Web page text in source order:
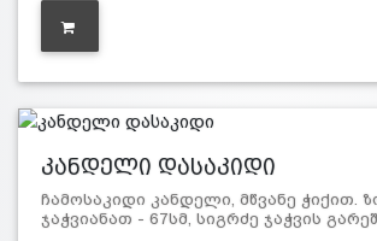
კანდელი დასაკიდი
ჩამოსაკიდი კანდელი, მწვანე ჭიქით.
ჯაჭვიანათ - 67სმ, სიგრძე ჯაჭვის